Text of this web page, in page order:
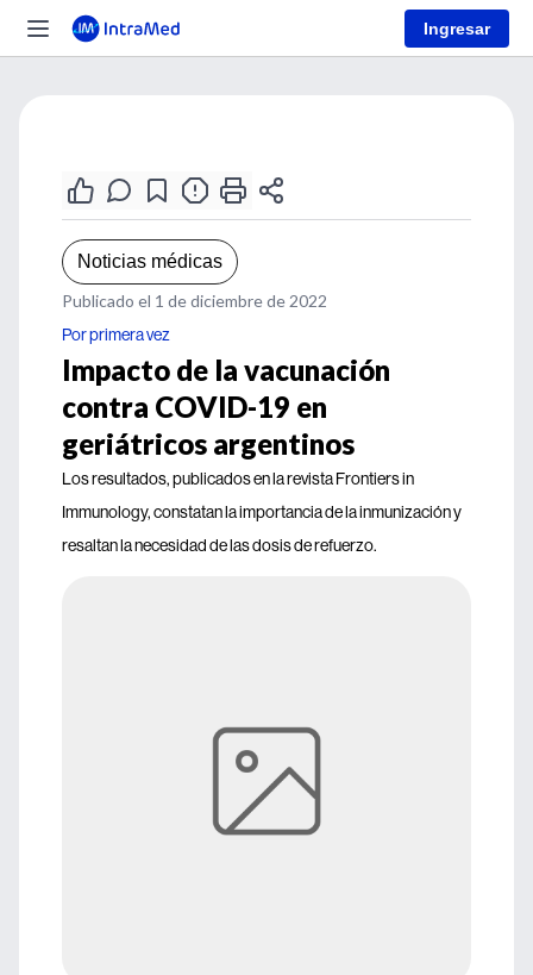
Ingresar
Noticias médicas
Publicado el 1 de diciembre de 2022
Por primera vez
Impacto de la vacunación
contra COVID-19 en
geriátricos argentinos
Los resultados, publicados en la revista Frontiers in
Immunology, constatan la importancia de la inmunización y
resaltan la necesidad de las dosis de refuerzo.